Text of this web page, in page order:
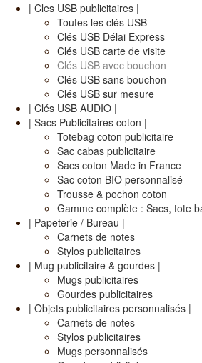
| Cles USB publicitaires |
Toutes les clés USB
Clés USB Délai Express
Clés USB carte de visite
Clés USB avec bouchon
Clés USB sans bouchon
Clés USB sur mesure
| Clés USB AUDIO |
| Sacs Publicitaires coton |
Totebag coton publicitaire
Sac cabas publicitaire
Sacs coton Made in France
Sac coton BIO personnalisé
Trousse & pochon coton
Gamme complète : Sacs, tote
| Papeterie / Bureau |
Carnets de notes
Stylos publicitaires
| Mug publicitaire & gourdes |
Mugs publicitaires
Gourdes publicitaires
| Objets publicitaires personnalisés |
Carnets de notes
Stylos publicitaires
Mugs personnalisés